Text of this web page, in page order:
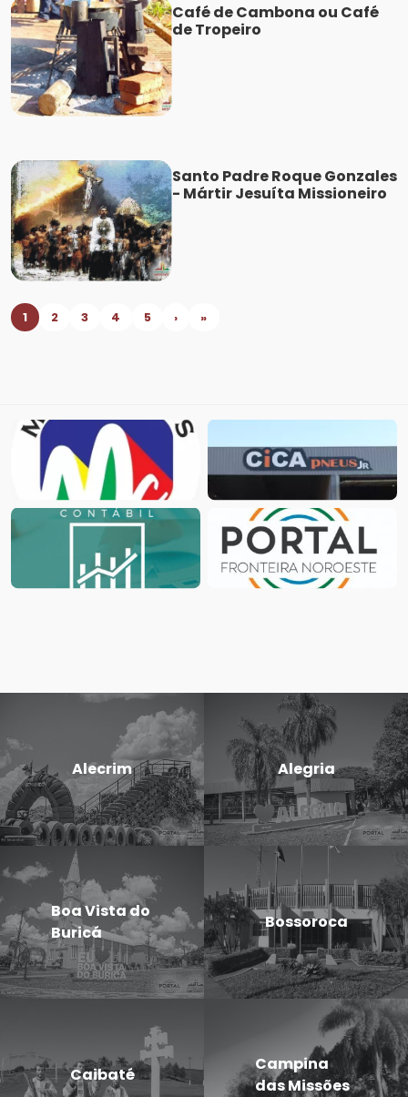
Café de Cambona ou Café
de Tropeiro
Santo Padre Roque Gonzales
- Mártir Jesuíta Missioneiro
1 2 3 4 5 › »
Alecrim Alegria
Boa Vista do
Buricá
Bossoroca
Caibaté
Campina
das Missões